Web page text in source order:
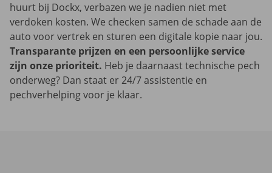
huurt bij Dockx, verbazen we je nadien niet met
verdoken kosten. We checken samen de schade aan de
auto voor vertrek en sturen een digitale kopie naar jou.
Transparante prijzen en een persoonlijke service
zijn onze prioriteit. Heb je daarnaast technische pech
onderweg? Dan staat er 24/7 assistentie en
pechverhelping voor je klaar.